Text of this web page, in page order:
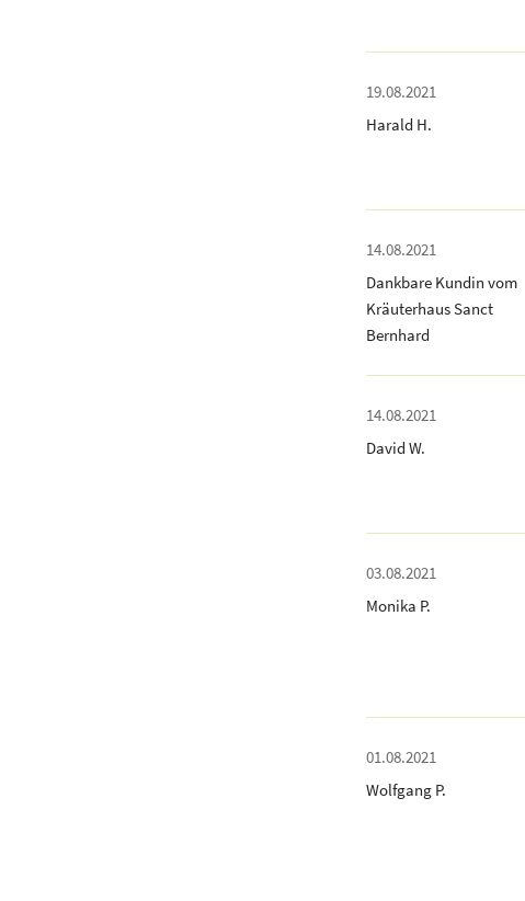
19.08.2021
Harald H.
14.08.2021
Dankbare Kundin vom
Kräuterhaus Sanct
Bernhard
14.08.2021
David W.
03.08.2021
Monika P.
01.08.2021
Wolfgang P.